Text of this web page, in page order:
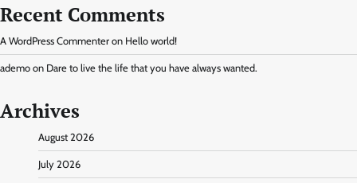
Recent Comments
A WordPress Commenter on Hello world!
ademo on Dare to live the life that you have always wanted.
Archives
August 2026
July 2026